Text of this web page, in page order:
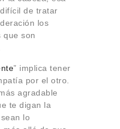
de tratar
los
que son
” implica tener
por el otro.
agradable
te digan la
lo